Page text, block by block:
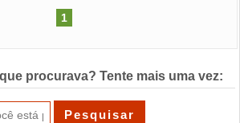
1
procurava? Tente mais uma vez: